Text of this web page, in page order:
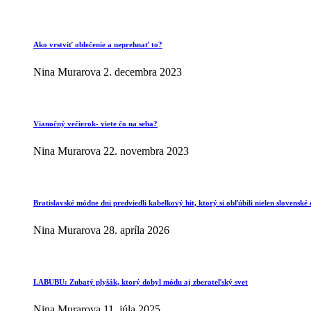
Ako vrstviť oblečenie a neprehnať to?
Nina Murarova 2. decembra 2023
Vianočný večierok- viete čo na seba?
Nina Murarova 22. novembra 2023
Bratislavské módne dni predviedli kabelkový hit, ktorý si obľúbili nielen slovenské
Nina Murarova 28. apríla 2026
LABUBU: Zubatý plyšák, ktorý dobyl módu aj zberateľský svet